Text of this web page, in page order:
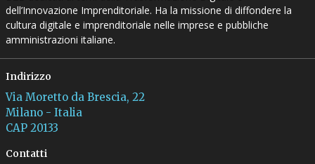
dell’Innovazione Imprenditoriale. Ha la missione di diffondere la
cultura digitale e imprenditoriale nelle imprese e pubbliche
amministrazioni italiane.
Indirizzo
Via Moretto da Brescia, 22
Milano - Italia
CAP 20133
Contatti